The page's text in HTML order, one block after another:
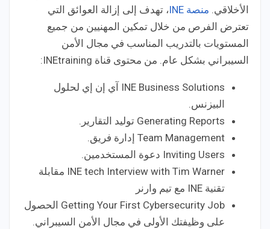
الأخلاقي. منصة INE
، تهدف إلى إزالة العوائق التي
تعترض الفرص من خلال تمكين المهنيين من جميع
المستويات بالتدريب المناسب في مجال الأمن
السيبراني بشكل عام. من محتوى قناة INEtraining:
INE Business Solutions آي إن إي لحلول
البيزنس.
Generating Reports توليد التقارير.
Team Management إدارة فريق.
Inviting Users دعوة المستخدمين.
INE tech Interview with Tim Warner مقابلة
تقنية INE مع تيم وارنر
Getting Your First Cybersecurity Job الحصول
على وظيفتك الأولى في مجال الأمن السيبراني.